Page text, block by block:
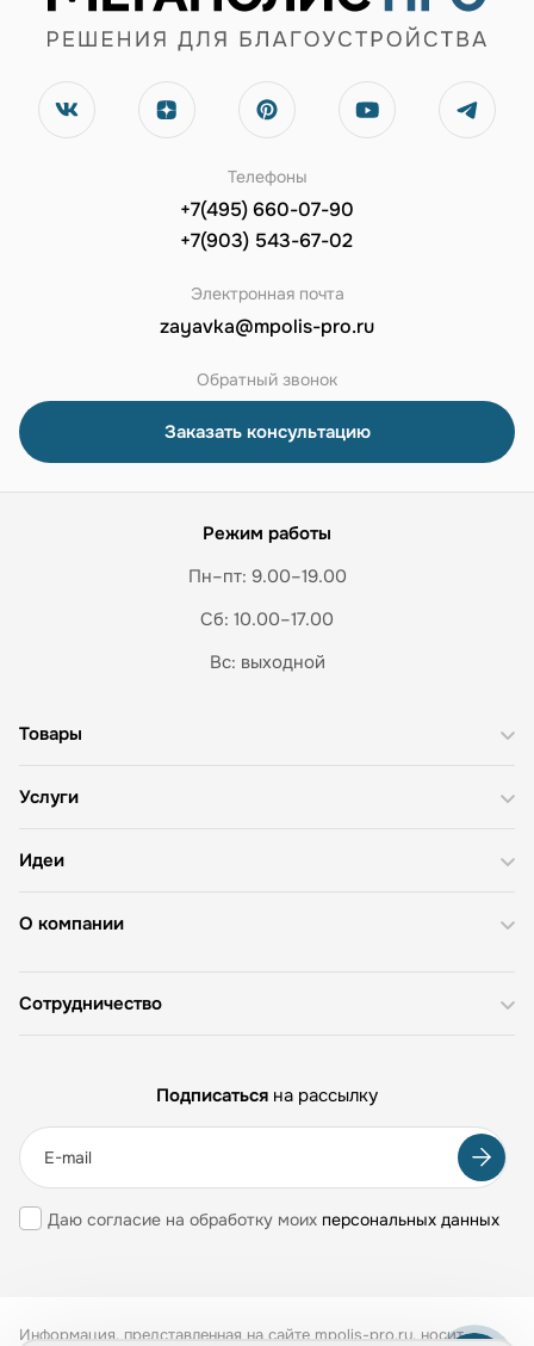
Телефоны
+7(495) 660-07-90
+7(903) 543-67-02
Электронная почта
zayavka@mpolis-pro.ru
Обратный звонок
Заказать консультацию
Режим работы
Пн–пт: 9.00–19.00
Сб: 10.00–17.00
Вс: выходной
О компании
Товары
Услуги
Идеи
Сотрудничество
Подписаться на рассылку
Даю согласие на обработку моих персональных данных
Информация, представленная на сайте mpolis-pro.ru, носит